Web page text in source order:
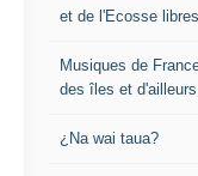
et de l'Ecosse libres
Musiques de
des îles et
¿Na wai taua?